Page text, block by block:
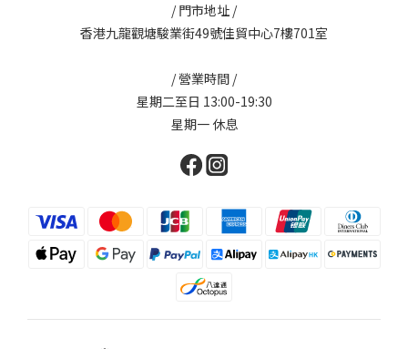
/ 門市地址 /
香港九龍觀塘駿業街49號佳貿中心7樓701室
/ 營業時間 /
星期二至日 13:00-19:30
星期一 休息